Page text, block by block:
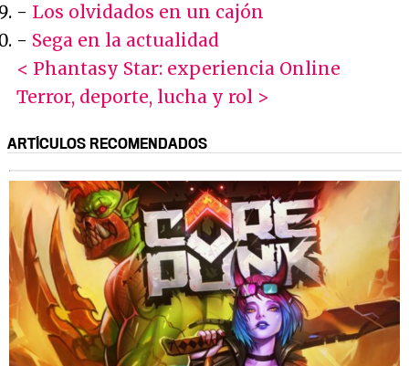
- Los olvidados en un cajón
- Sega en la actualidad
< Phantasy Star: experiencia Online
Terror, deporte, lucha y rol >
ARTÍCULOS RECOMENDADOS